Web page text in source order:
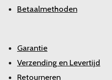
Betaalmethoden
Garantie
Verzending en Levertijd
Retourneren